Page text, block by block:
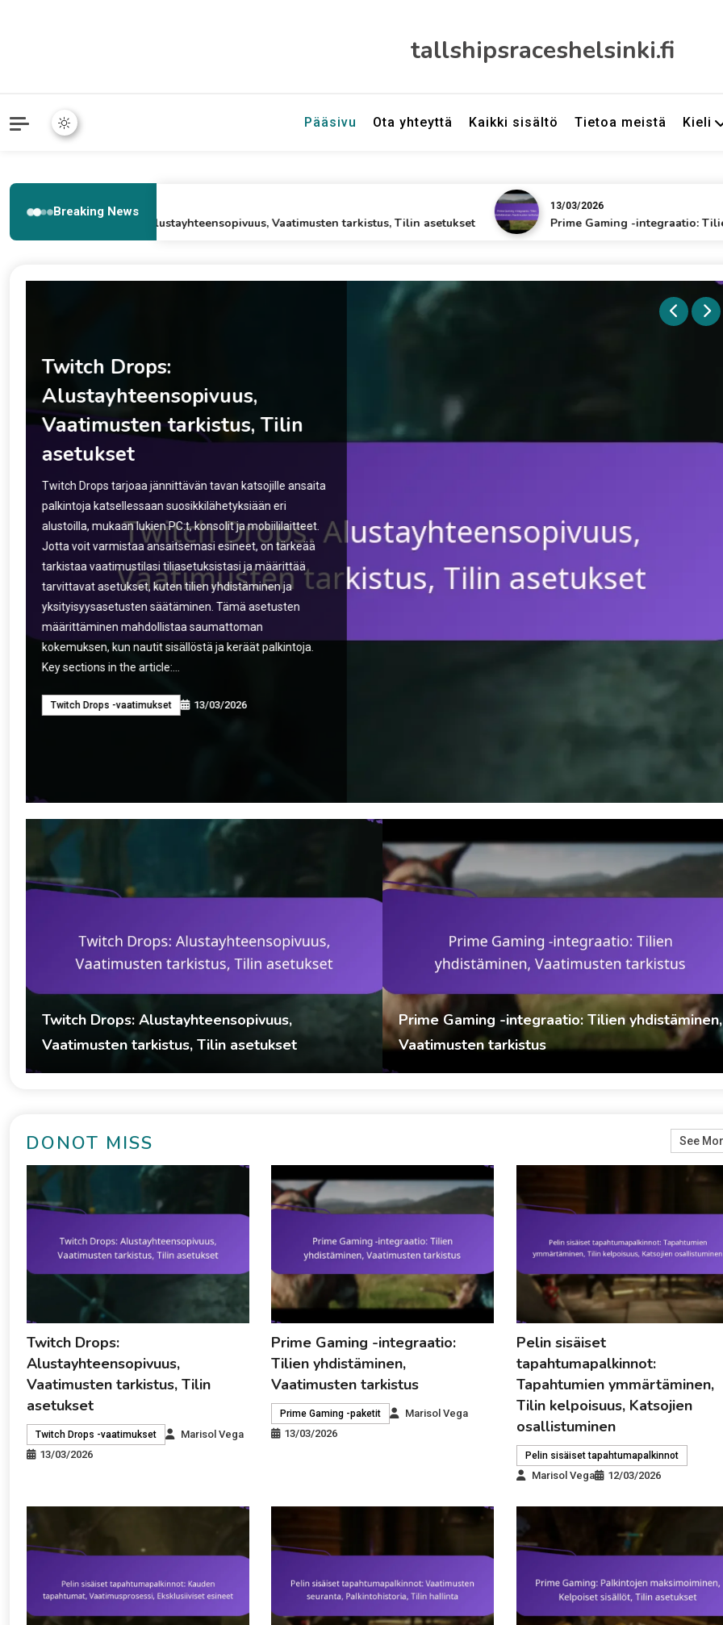
tallshipsraceshelsinki.fi
Pääsivu Ota yhteyttä Kaikki sisältö Tietoa meistä Kieli
Breaking News
13/03/2026
Twitch Drops: Alustayhteensopivuus, Vaatimusten tarkistus, Tilin asetukset
13/03/2026
Prime Gaming -integraatio: Tilien
Prime Gaming -integraatio:
Tilien yhdistäminen,
Vaatimusten tarkistus
Prime Gaming -integraatio mahdollistaa käyttäjien
yhdistää Amazon Prime -tilinsä eri pelialustoihin, avaten
pääsyn eksklusiiviseen sisältöön ja etuihin, kuten
ilmaiset pelinsisäiset esineet ja tilaukset. Linkittämällä
Prime Gaming -tilisi alustoihin kuten Twitch ja
PlayStation, voit helposti käyttää näitä etuja
yksinkertaisen asetuksen avulla. Key sections in the
article: Toggle What is Prime Gaming Integration?
Definition and purpose of…
Twitch Drops: Alustayhteensopivuus,
Vaatimusten tarkistus, Tilin asetukset
Twitch Drops -vaatimukset Marisol Vega 13/03/2026
Prime Gaming -integraatio: Tilien yhdistäminen,
Vaatimusten tarkistus
Prime Gaming -paketit Marisol Vega 13/03/2026
DONOT MISS See
Twitch Drops:
Alustayhteensopivuus,
Vaatimusten tarkistus, Tilin
asetukset
Twitch Drops -vaatimukset
Marisol Vega
13/03/2026
Prime Gaming -integraatio:
Tilien yhdistäminen,
Vaatimusten tarkistus
Prime Gaming -paketit
Marisol Vega
13/03/2026
Pelin sisäiset
tapahtumapalkinnot:
Tapahtumien ymmärtäminen,
Tilin kelpoisuus, Katsojien
osallistuminen
Pelin sisäiset tapahtumapalkinnot
Marisol Vega 12/03/2026